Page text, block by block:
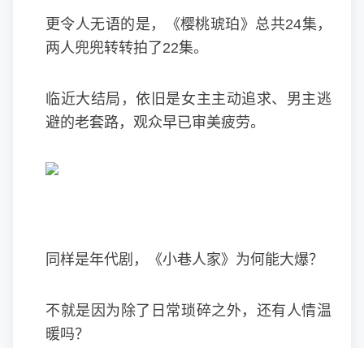
更令人无语的是，《樱桃琥珀》总共24集，
两人兜兜转转拍了22集。
临近大结局，依旧是女主主动追求、男主逃
避的老套路，观众早已审美疲劳。
同样是年代剧，《小巷人家》为何能大爆？
不就是因为除了日常琐碎之外，还有人情温
暖吗？